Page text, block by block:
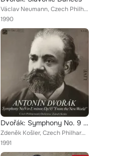
Václav Neumann, Czech Philharmonic
1990
Dvořák: Symphony No. 9 "From the New World" (Live)
Zdeněk Košler, Czech Philharmonic
1991